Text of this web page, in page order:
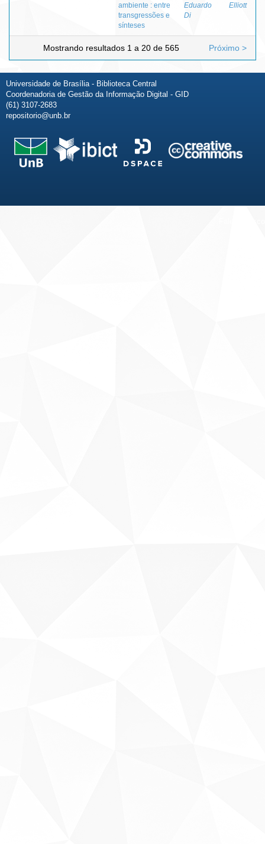
ambiente : entre
transgressões e
sínteses
Eduardo
Di
Elliott
Mostrando resultados 1 a 20 de 565 Próximo >
Universidade de Brasília - Biblioteca Central
Coordenadoria de Gestão da Informação Digital - GID
(61) 3107-2683
repositorio@unb.br